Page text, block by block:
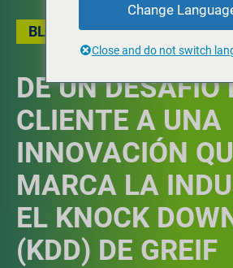
BLOG
DE UN DESAFÍO
CLIENTE A UNA
INNOVACIÓN
MARCA LA
EL KNOCK
(KDD) DE GREIF
Change
Close and do not switch